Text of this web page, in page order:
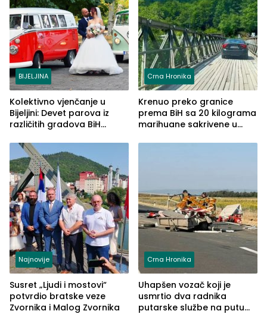
BIJELJINA
Kolektivno vjenčanje u
Bijeljini: Devet parova iz
različitih gradova BiH
Crna Hronika
Krenuo preko granice
prema BiH sa 20 kilograma
marihuane sakrivene u
Najnovije
Susret „Ljudi i mostovi“
potvrdio bratske veze
Zvornika i Malog Zvornika
Crna Hronika
Uhapšen vozač koji je
usmrtio dva radnika
putarske službe na putu